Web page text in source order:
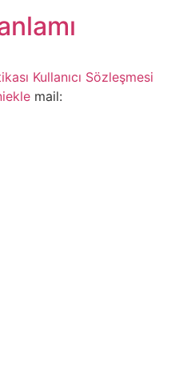
Kullanıcı Sözleşmesi
mail: